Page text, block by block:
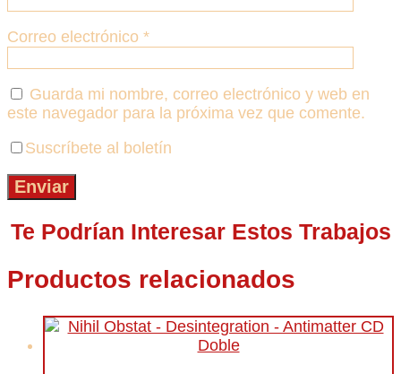
Correo electrónico *
Guarda mi nombre, correo electrónico y web en
este navegador para la próxima vez que comente.
Suscríbete al boletín
Te Podrían Interesar Estos Trabajos
Productos relacionados